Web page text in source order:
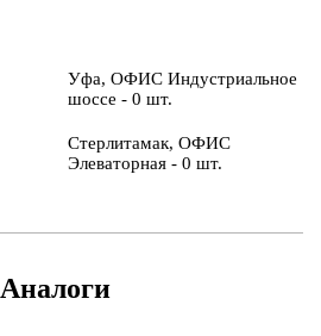
Уфа, ОФИС Индустриальное
шоссе - 0 шт.
Стерлитамак, ОФИС
Элеваторная - 0 шт.
Аналоги